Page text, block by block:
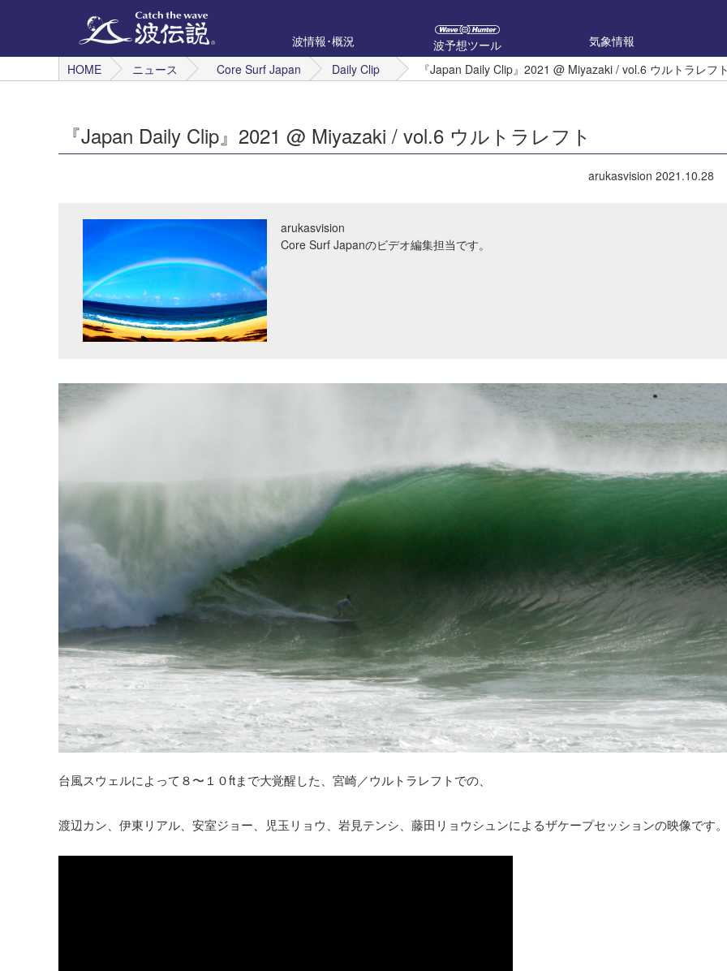
波情報･概況 波予想ツール
気象情報
HOME
ニュース Core Surf Japan Daily Clip 『Japan Daily Clip』2021 @ Miyazaki / vol.6 ウルトラレフ
『Japan Daily Clip』2021 @ Miyazaki / vol.6 ウルトラレフト
arukasvision 2021.10.28
arukasvision
Core Surf Japanのビデオ編集担当です。
台風スウェルによって８〜１０ftまで大覚醒した、宮崎／ウルトラレフトでの、
渡辺カン、伊東リアル、安室ジョー、児玉リョウ、岩見テンシ、藤田リョウシュンによるザケープセッションの映像です。